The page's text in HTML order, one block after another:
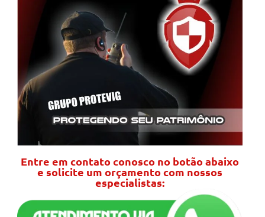
Entre em contato conosco no botão abaixo
e solicite um orçamento com nossos
especialistas: